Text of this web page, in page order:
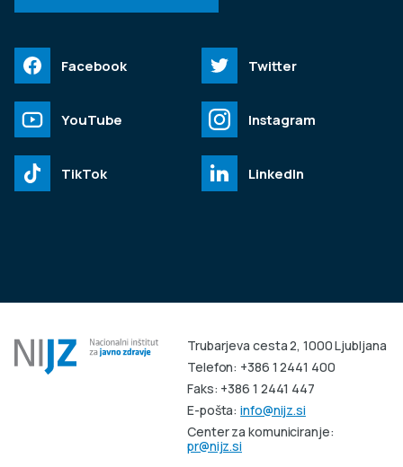
Trubarjeva cesta 2, 1000 Ljubljana
Telefon: +386 1 2441 400
Faks: +386 1 2441 447
E-pošta:info@nijz.si
Center za komuniciranje:
pr@nijz.si
Facebook Twitter
YouTube Instagram
TikTok LinkedIn